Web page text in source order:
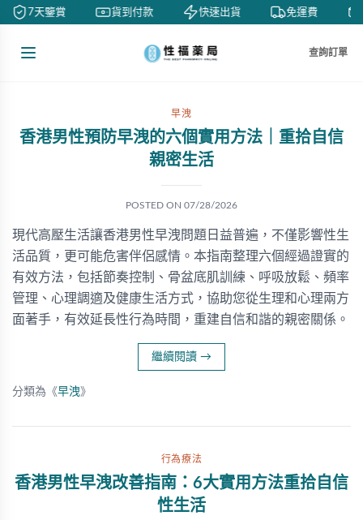
7天鑒賞 貨到付款 快速出貨 免運費
查詢訂單
早洩
香港男性預防早洩的六個實用方法｜重拾自信
親密生活
POSTED ON 07/28/2026
現代高壓生活讓香港男性早洩問題日益普遍，不僅影響性生
活品質，更可能危害伴侶感情。本指南整理六個經過證實的
有效方法，包括節奏控制、骨盆底肌訓練、呼吸放鬆、頻率
管理、心理調適及健康生活方式，協助您從生理和心理兩方
面著手，有效延長性行為時間，重建自信和諧的親密關係。
繼續閱讀 →
分類為《早洩》
行為療法
香港男性早洩改善指南：6大實用方法重拾自信
性生活